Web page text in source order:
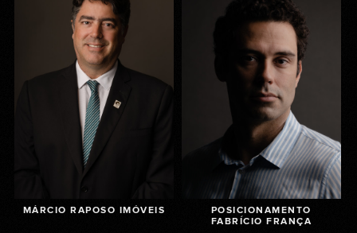
MÁRCIO RAPOSO IMÓVEIS
POSICIONAMENTO
FABRÍCIO FRANÇA